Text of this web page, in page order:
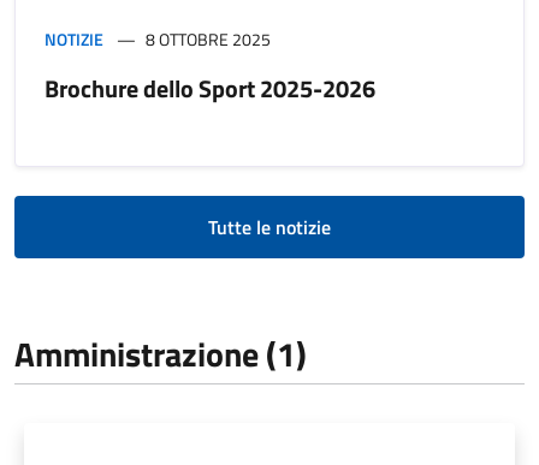
NOTIZIE 8 OTTOBRE 2025
Brochure dello Sport 2025-2026
Tutte le notizie
Amministrazione (1)